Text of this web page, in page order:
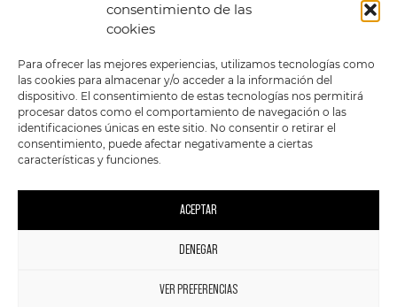
consentimiento de las
cookies
Para ofrecer las mejores experiencias, utilizamos tecnologías como
las cookies para almacenar y/o acceder a la información del
dispositivo. El consentimiento de estas tecnologías nos permitirá
procesar datos como el comportamiento de navegación o las
identificaciones únicas en este sitio. No consentir o retirar el
consentimiento, puede afectar negativamente a ciertas
características y funciones.
ACEPTAR
DENEGAR
VER PREFERENCIAS
LEGAL
POLÍTICA DE
PRIVACIDAD
TÉRMINOS Y
CONDICIONES
GENERALES DE LA
POLÍTICA DE COOKIES
ENLACES
ESTILOS
FORMATOS
PREVENTAS
OFERTAS
MERCHANDISING